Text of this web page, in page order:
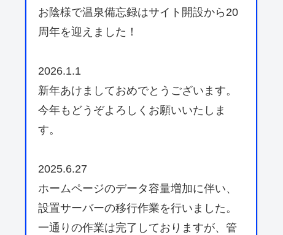
お陰様で温泉備忘録はサイト開設から20
周年を迎えました！
2026.1.1
新年あけましておめでとうございます。
今年もどうぞよろしくお願いいたしま
す。
2025.6.27
ホームページのデータ容量増加に伴い、
設置サーバーの移行作業を行いました。
一通りの作業は完了しておりますが、管